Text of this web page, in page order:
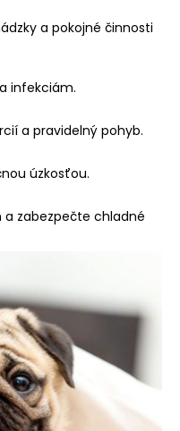
a pokojné činnosti
infekciám.
a pravidelný pohyb.
úzkosťou.
zabezpečte chladné